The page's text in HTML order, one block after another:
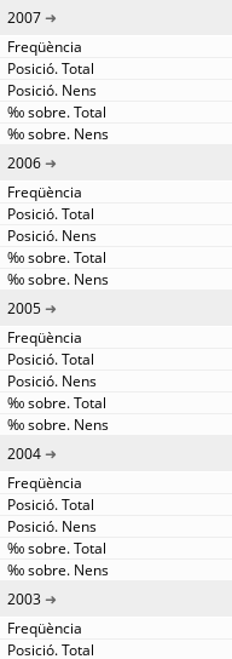
2007
2006
2005
2004
2003